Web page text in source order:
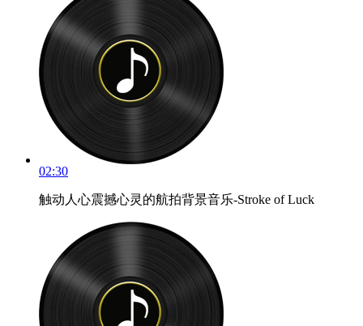
02:30
触动人心震撼心灵的航拍背景音乐-Stroke of Luck